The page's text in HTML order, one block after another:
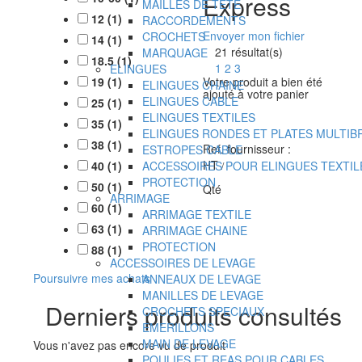
MAILLES DE TETE
RACCORDEMENTS
CROCHETS
MARQUAGE
ELINGUES
ELINGUES CHAINE
ELINGUES CABLE
ELINGUES TEXTILES
ELINGUES RONDES ET PLATES
ESTROPES CABLE
ACCESSOIRES POUR ELINGUES
PROTECTION
ARRIMAGE
ARRIMAGE TEXTILE
ARRIMAGE CHAINE
PROTECTION
ACCESSOIRES DE LEVAGE
ANNEAUX DE LEVAGE
MANILLES DE LEVAGE
CROCHETS SPECIAUX
EMERILLONS
MAIN DE LEVAGE
12 (1)
14 (1)
18.5 (1)
19 (1)
25 (1)
35 (1)
38 (1)
40 (1)
50 (1)
60 (1)
63 (1)
88 (1)
Envoyer mon fichier
21 résultat(s)
1 2 3
Votre produit a bien été
ajouté à votre panier
Ref. fournisseur :
HT/
Qté
Poursuivre mes achats
Derniers produits consultés
Vous n'avez pas encore vu de produit